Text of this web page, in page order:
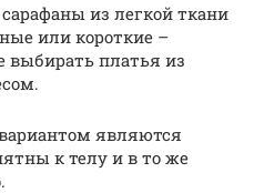
из легкой ткани
или короткие –
платья из
являются
к телу и в то же